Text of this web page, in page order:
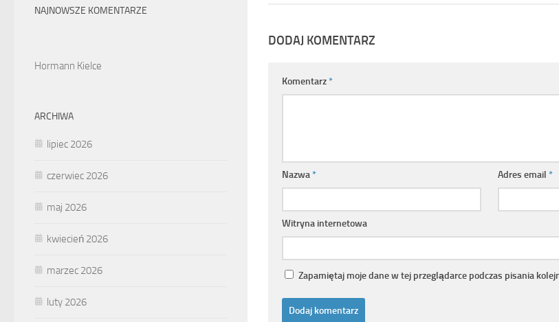
DODAJ KOMENTARZ
Komentarz*
Nazwa* Adres email*
Witryna internetowa
Zapamiętaj moje dane w tej przeglądarce podczas pisania
NAJNOWSZE KOMENTARZE
Hormann Kielce
ARCHIWA
lipiec 2026
czerwiec 2026
maj 2026
kwiecień 2026
marzec 2026
luty 2026